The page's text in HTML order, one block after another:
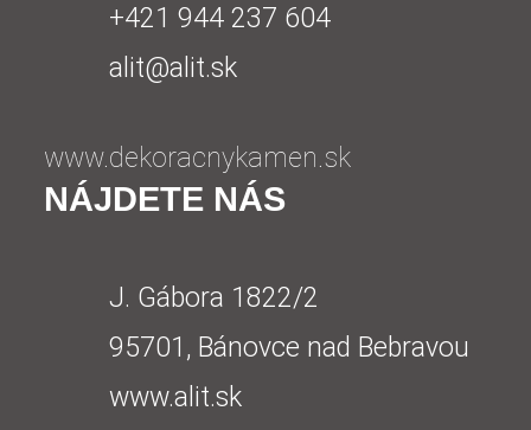
+421 944 237 604
alit@alit.sk
www.dekoracnykamen.sk
NÁJDETE NÁS
J. Gábora 1822/2
95701, Bánovce nad Bebravou
www.alit.sk